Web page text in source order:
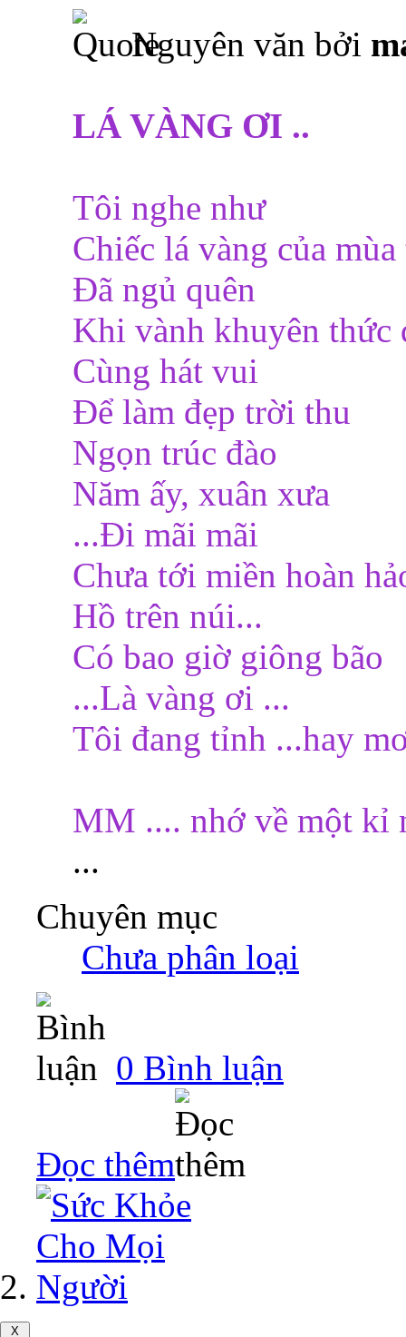
Nguyên văn bởi
LÁ VÀNG ƠI ..
Tôi nghe như
Chiếc lá vàng của
Đã ngủ quên
Khi vành khuyên thức
Cùng hát vui
Để làm đẹp trời thu
Ngọn trúc đào
Năm ấy, xuân xưa
...Đi mãi mãi
Chưa tới miền hoàn
Hồ trên núi...
Có bao giờ giông bão
...Là vàng ơi ...
Tôi đang tỉnh ...hay
MM .... nhớ về một kỉ
...
Chuyên mục
Chưa phân loại
0 Bình luận
Đọc thêm